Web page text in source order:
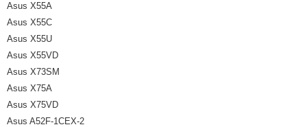
Asus X55A
Asus X55C
Asus X55U
Asus X55VD
Asus X73SM
Asus X75A
Asus X75VD
Asus A52F-1CEX-2